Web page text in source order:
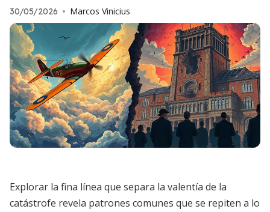
30/05/2026 • Marcos Vinicius
Explorar la fina línea que separa la valentía de la
catástrofe revela patrones comunes que se repiten a lo